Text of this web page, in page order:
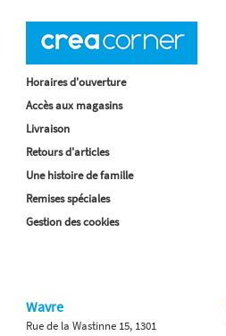
Horaires d'ouverture
Accès aux magasins
Livraison
Retours d'articles
Une histoire de famille
Remises spéciales
Gestion des cookies
Wavre
Rue de la Wastinne 15, 1301